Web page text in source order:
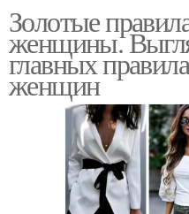
Золотые
женщины.
главных
женщин